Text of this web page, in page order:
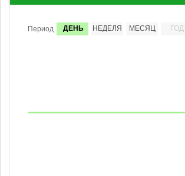
Период ДЕНЬ НЕДЕЛЯ МЕСЯЦ ГОД